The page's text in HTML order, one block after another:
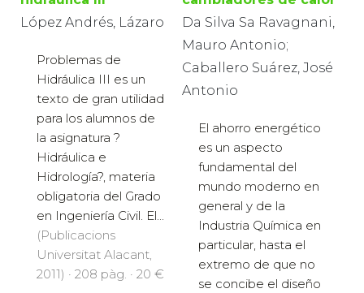
López Andrés, Lázaro
Problemas de
Hidráulica III es un
texto de gran utilidad
para los alumnos de
la asignatura ?
Hidráulica e
Hidrología?, materia
obligatoria del Grado
en Ingeniería Civil. El...
(Publicacions
Universitat Alacant,
2011) · 208 pàg. · 20 €
Da Silva Sa Ravagnani,
Mauro Antonio;
Caballero Suárez, José
Antonio
El ahorro energético
es un aspecto
fundamental del
mundo moderno en
general y de la
Industria Química en
particular, hasta el
extremo de que no
se concibe el diseño